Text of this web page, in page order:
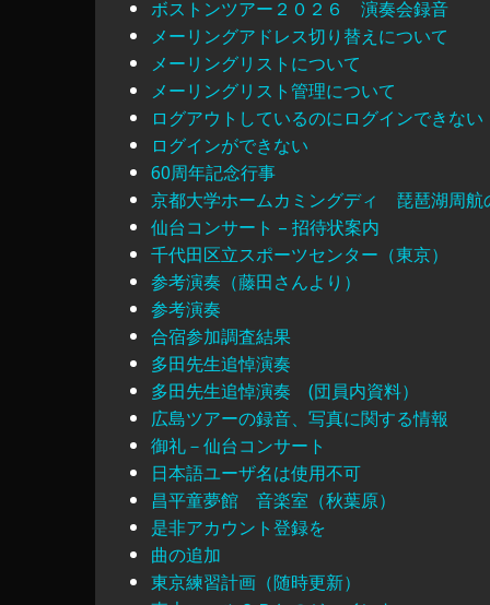
ボストンツアー２０２６ 演奏会録音
メーリングアドレス切り替えについて
メーリングリストについて
メーリングリスト管理について
ログアウトしているのにログインできない
ログインができない
60周年記念行事
京都大学ホームカミングディ 琵琶湖周航
仙台コンサート – 招待状案内
千代田区立スポーツセンター（東京）
参考演奏（藤田さんより）
参考演奏
合宿参加調査結果
多田先生追悼演奏
多田先生追悼演奏 (団員内資料）
広島ツアーの録音、写真に関する情報
御礼－仙台コンサート
日本語ユーザ名は使用不可
昌平童夢館 音楽室（秋葉原）
是非アカウント登録を
曲の追加
東京練習計画（随時更新）